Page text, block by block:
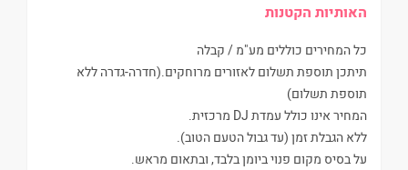
האותיות הקטנות
כל המחירים כוללים מע"מ / קבלה
תיתכן תוספת תשלום לאזורים מרוחקים.(חדרה-גדרה ללא
תוספת תשלום)
המחיר אינו כולל עמדת DJ מרכזית.
ללא הגבלת זמן (עד גבול הטעם הטוב).
על בסיס מקום פנוי ביומן בלבד, ובתאום מראש.